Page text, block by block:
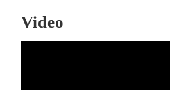
Video